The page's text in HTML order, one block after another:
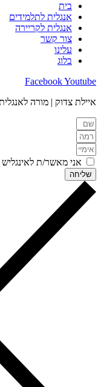
בית
אנגלית לתלמידים
אנגלית לקריירה
צור קשר
עלינו
בלוג
FacebookYoutube
איילת צדוק | מורה
אני מאשר/ת לאינגליש
שליחה